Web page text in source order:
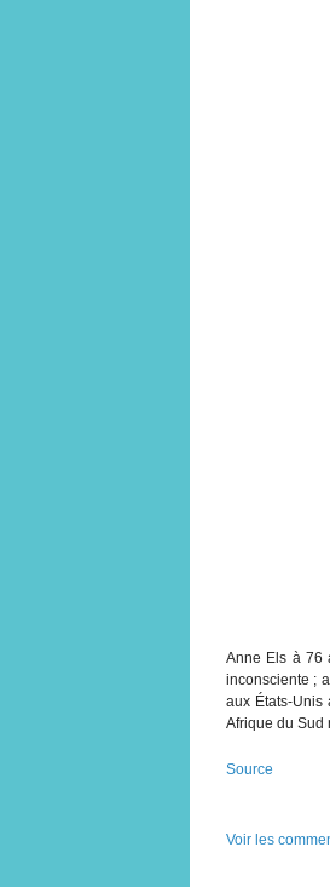
Anne Els à 76
inconsciente ;
aux États-Unis
Afrique du Sud
Source
Voir les